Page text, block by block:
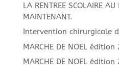
LA RENTREE SCOLAIRE AU
MAINTENANT.
Intervention chirurgicale
MARCHE DE NOEL édition
MARCHE DE NOEL édition